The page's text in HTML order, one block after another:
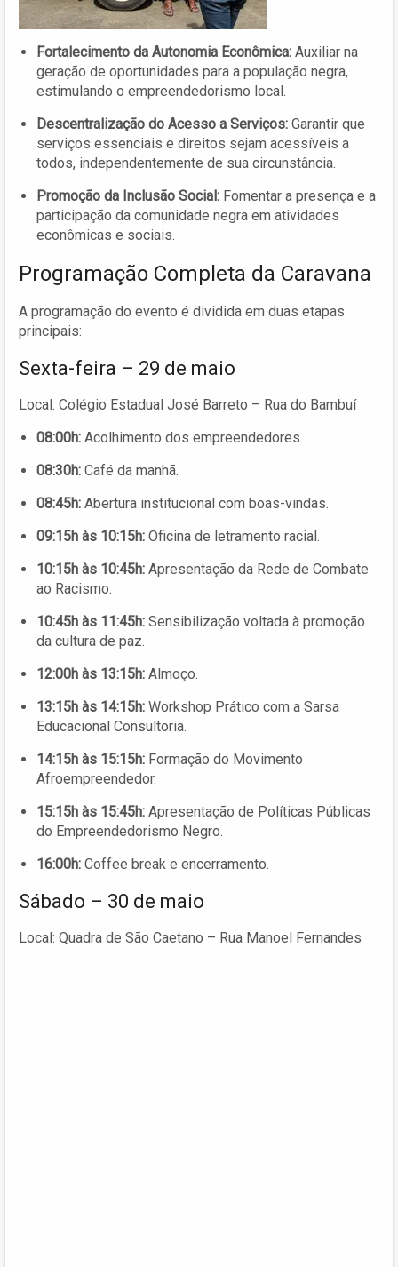
Fortalecimento da Autonomia Econômica: Auxiliar na
geração de oportunidades para a população negra,
estimulando o empreendedorismo local.
Descentralização do Acesso a Serviços: Garantir que
serviços essenciais e direitos sejam acessíveis a
todos, independentemente de sua circunstância.
Promoção da Inclusão Social: Fomentar a presença e a
participação da comunidade negra em atividades
econômicas e sociais.
Programação Completa da Caravana
A programação do evento é dividida em duas etapas
principais:
Sexta-feira – 29 de maio
Local: Colégio Estadual José Barreto – Rua do Bambuí
08:00h: Acolhimento dos empreendedores.
08:30h: Café da manhã.
08:45h: Abertura institucional com boas-vindas.
09:15h às 10:15h: Oficina de letramento racial.
10:15h às 10:45h: Apresentação da Rede de Combate
ao Racismo.
10:45h às 11:45h: Sensibilização voltada à promoção
da cultura de paz.
12:00h às 13:15h: Almoço.
13:15h às 14:15h: Workshop Prático com a Sarsa
Educacional Consultoria.
14:15h às 15:15h: Formação do Movimento
Afroempreendedor.
15:15h às 15:45h: Apresentação de Políticas Públicas
do Empreendedorismo Negro.
16:00h: Coffee break e encerramento.
Sábado – 30 de maio
Local: Quadra de São Caetano – Rua Manoel Fernandes